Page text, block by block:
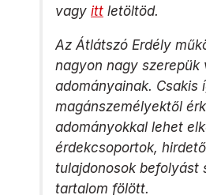
vagy itt letöltöd.
Az Átlátszó Erdély
nagyon nagy szerepük
adományainak. Csakis
magánszemélyektől
adományokkal lehet
érdekcsoportok,
tulajdonosok befolyást
tartalom fölött.